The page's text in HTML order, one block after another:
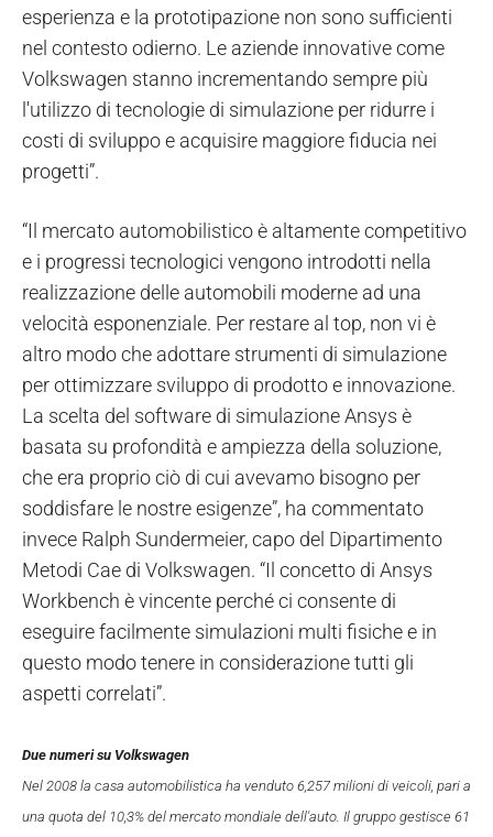
esperienza e la prototipazione non sono sufficienti
nel contesto odierno. Le aziende innovative come
Volkswagen stanno incrementando sempre più
l'utilizzo di tecnologie di simulazione per ridurre i
costi di sviluppo e acquisire maggiore fiducia nei
progetti”.
“Il mercato automobilistico è altamente competitivo
e i progressi tecnologici vengono introdotti nella
realizzazione delle automobili moderne ad una
velocità esponenziale. Per restare al top, non vi è
altro modo che adottare strumenti di simulazione
per ottimizzare sviluppo di prodotto e innovazione.
La scelta del software di simulazione Ansys è
basata su profondità e ampiezza della soluzione,
che era proprio ciò di cui avevamo bisogno per
soddisfare le nostre esigenze”, ha commentato
invece Ralph Sundermeier, capo del Dipartimento
Metodi Cae di Volkswagen. “Il concetto di Ansys
Workbench è vincente perché ci consente di
eseguire facilmente simulazioni multi fisiche e in
questo modo tenere in considerazione tutti gli
aspetti correlati”.
Due numeri su Volkswagen
Nel 2008 la casa automobilistica ha venduto 6,257 milioni di veicoli, pari a
una quota del 10,3% del mercato mondiale dell'auto. Il gruppo gestisce 61